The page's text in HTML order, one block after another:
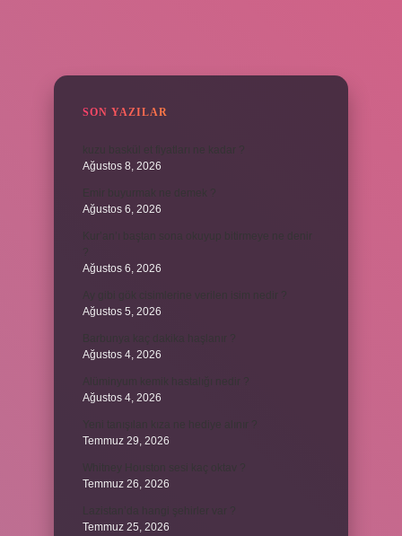
SON YAZILAR
Ağustos 8, 2026
Ağustos 6, 2026
Ağustos 6, 2026
Ağustos 5, 2026
Ağustos 4, 2026
Ağustos 4, 2026
Temmuz 29, 2026
Temmuz 26, 2026
Temmuz 25, 2026